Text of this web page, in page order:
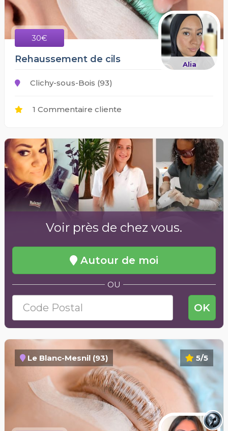
30€
Alia
Rehaussement de cils
Clichy-sous-Bois (93)
1 Commentaire cliente
Voir près de chez vous.
Autour de moi
OU
OK
5/5
Le Blanc-Mesnil (93)